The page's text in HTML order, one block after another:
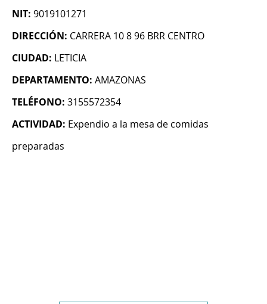
NIT: 9019101271
DIRECCIÓN: CARRERA 10 8 96 BRR CENTRO
CIUDAD: LETICIA
DEPARTAMENTO: AMAZONAS
TELÉFONO: 3155572354
ACTIVIDAD: Expendio a la mesa de comidas
preparadas